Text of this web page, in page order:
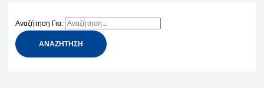
Αναζήτηση Για: